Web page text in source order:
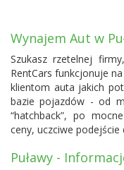
Wynajem Aut w
Szukasz rzetelnej
RentCars funkcjonuje
klientom auta jakich
bazie pojazdów - od
“hatchback”, po
ceny, uczciwe
Puławy -